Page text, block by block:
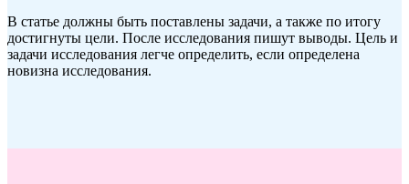
В статье должны быть поставлены задачи, а также по итогу
достигнуты цели. После исследования пишут выводы. Цель и
задачи исследования легче определить, если определена
новизна исследования.